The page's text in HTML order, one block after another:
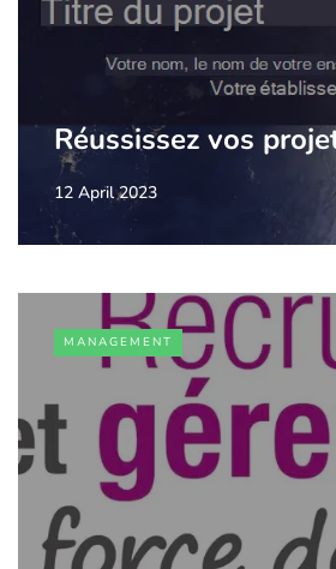
Réussissez vos
12 April 2023
MANAGEMENT